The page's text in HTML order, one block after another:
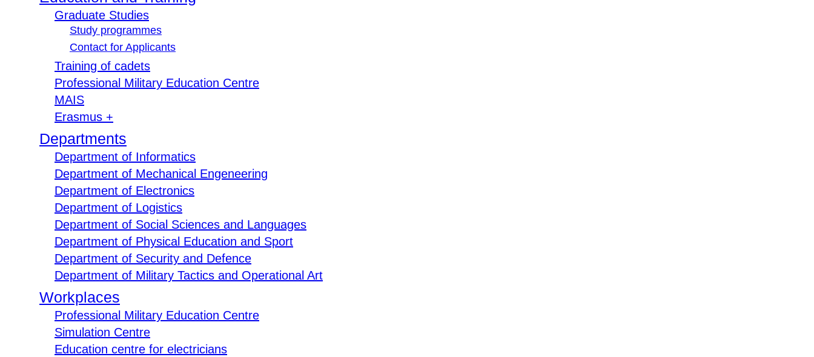
Graduate Studies
Study programmes
Contact for Applicants
Training of cadets
Professional Military Education Centre
MAIS
Erasmus +
Departments
Department of Informatics
Department of Mechanical Engeneering
Department of Electronics
Department of Logistics
Department of Social Sciences and Languages
Department of Physical Education and Sport
Department of Security and Defence
Department of Military Tactics and Operational Art
Workplaces
Professional Military Education Centre
Simulation Centre
Education centre for electricians